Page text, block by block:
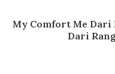
My Comfort Me
Dari